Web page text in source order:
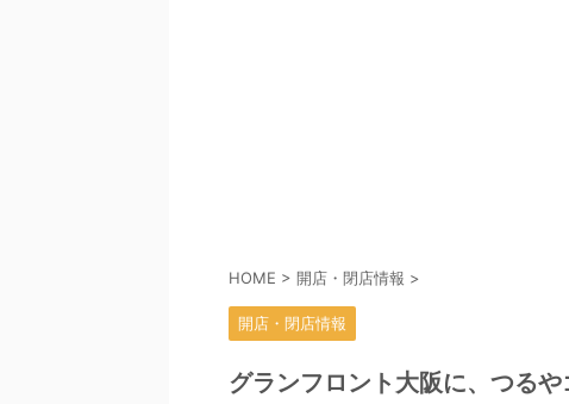
HOME > 開店・閉店情報 >
開店・閉店情報
グランフロント大阪に、つる